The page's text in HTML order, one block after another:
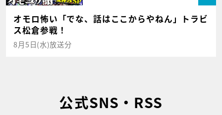
オモロ怖い「でな、話はここからやねん」トラビ
ス松倉参戦！
8月5日(水)放送分
公式SNS・RSS